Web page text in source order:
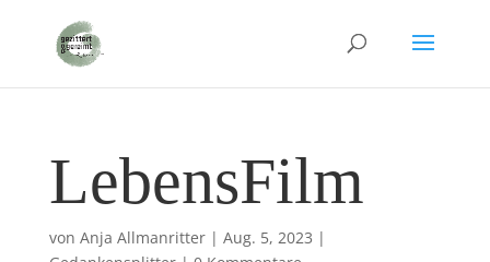
LebensFilm
von Anja Allmanritter| Aug. 5, 2023 |